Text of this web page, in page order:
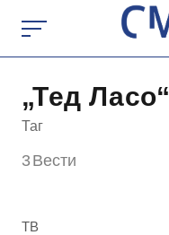
content
„Тед Ласо“
Таг
3Вести
КАтегорија
ТВ